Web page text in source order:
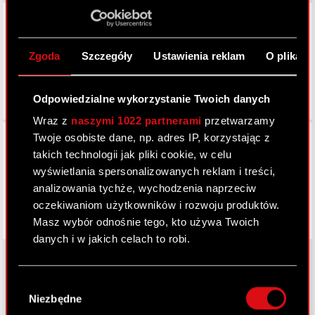
Zgoda Szczegóły Ustawienia reklam O
Odpowiedzialne wykorzystanie Twoich danych
Wraz z naszymi 1022 partnerami przetwarzamy
Twoje osobiste dane, np. adres IP, korzystając z
takich technologii jak pliki cookie, w celu
wyświetlania spersonalizowanych reklam i treści,
analizowania tychże, wychodzenia naprzeciw
oczekiwaniom użytkowników i rozwoju produktów.
Masz wybór odnośnie tego, kto używa Twoich
danych i w jakich celach to robi.
lokalizacji geograficznej z dokładnością nawet
zgody
Niezbędne
Facebook
O CD PROJEKT